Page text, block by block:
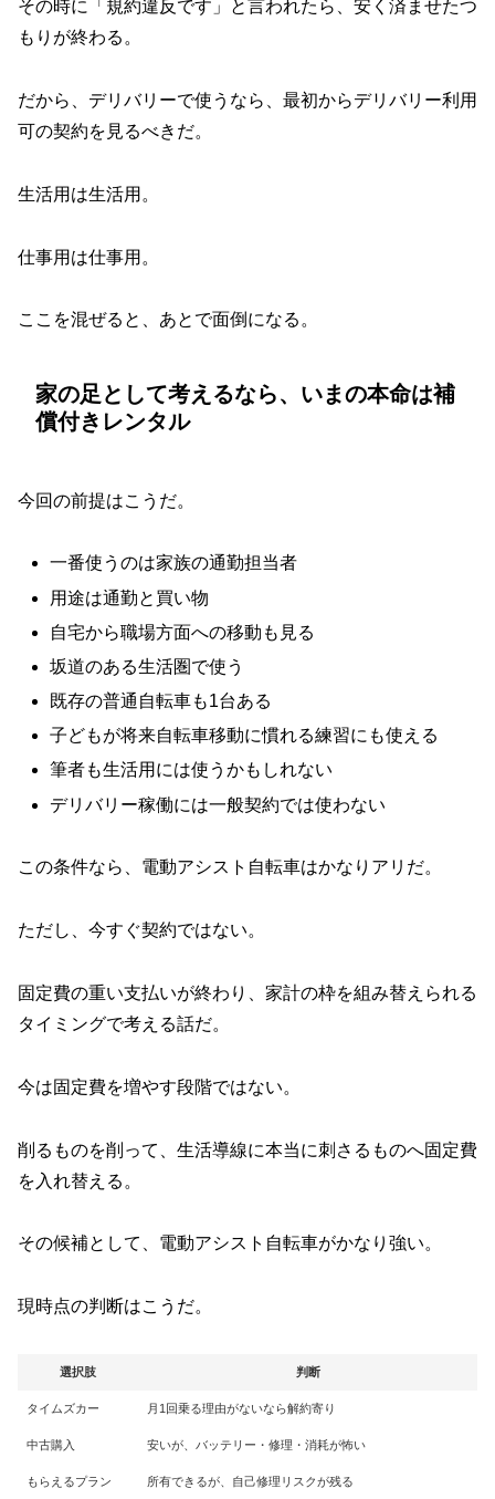
その時に「規約違反です」と言われたら、安く済ませたつ
もりが終わる。
だから、デリバリーで使うなら、最初からデリバリー利用
可の契約を見るべきだ。
生活用は生活用。
仕事用は仕事用。
ここを混ぜると、あとで面倒になる。
家の足として考えるなら、いまの本命は補
償付きレンタル
今回の前提はこうだ。
一番使うのは家族の通勤担当者
用途は通勤と買い物
自宅から職場方面への移動も見る
坂道のある生活圏で使う
既存の普通自転車も1台ある
子どもが将来自転車移動に慣れる練習にも使える
筆者も生活用には使うかもしれない
デリバリー稼働には一般契約では使わない
この条件なら、電動アシスト自転車はかなりアリだ。
ただし、今すぐ契約ではない。
固定費の重い支払いが終わり、家計の枠を組み替えられる
タイミングで考える話だ。
今は固定費を増やす段階ではない。
削るものを削って、生活導線に本当に刺さるものへ固定費
を入れ替える。
その候補として、電動アシスト自転車がかなり強い。
現時点の判断はこうだ。
選択肢 判断
タイムズカー 月1回乗る理由がないなら解約寄り
中古購入 安いが、バッテリー・修理・消耗が怖い
もらえるプラン 所有できるが、自己修理リスクが残る